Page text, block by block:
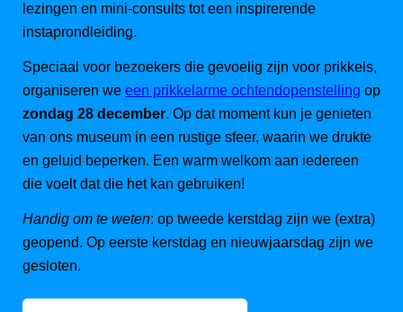
lezingen en mini-consults tot een inspirerende
instaprondleiding.
Speciaal voor bezoekers die gevoelig zijn voor prikkels,
organiseren we een prikkelarme ochtendopenstelling op
zondag 28 december. Op dat moment kun je genieten
van ons museum in een rustige sfeer, waarin we drukte
en geluid beperken. Een warm welkom aan iedereen
die voelt dat die het kan gebruiken!
Handig om te weten: op tweede kerstdag zijn we (extra)
geopend. Op eerste kerstdag en nieuwjaarsdag zijn we
gesloten.